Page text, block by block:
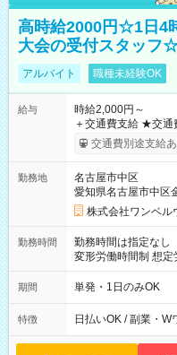
高時給2000円☆1日4
大会の受付スタッフ
アルバイト 職種未経験OK
給与
時給2,000円～
＋交通費支給 ★交通費一部支給！ ┗1日500円を超えた分は全額
支給！ ※往復500円以
OK！（規定あり）
期間なし
交通費別途支給あ
勤務地
名古屋市中区
愛知県名古屋市中区
株式会社ワンベル
勤務時間
勤務時間は指定なし
変形労働時間制 想定労働時間
10/26 全日共通 08
～9/19のみ下記シフト
00
期間 単発・1日のみOK
特徴 日払いOK / 副業・W